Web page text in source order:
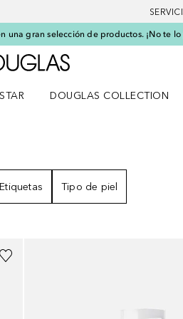
una gran selección de productos. ¡No te
A Douglas Home
DOUGLAS COLLECTION
Etiquetas Tipo de piel